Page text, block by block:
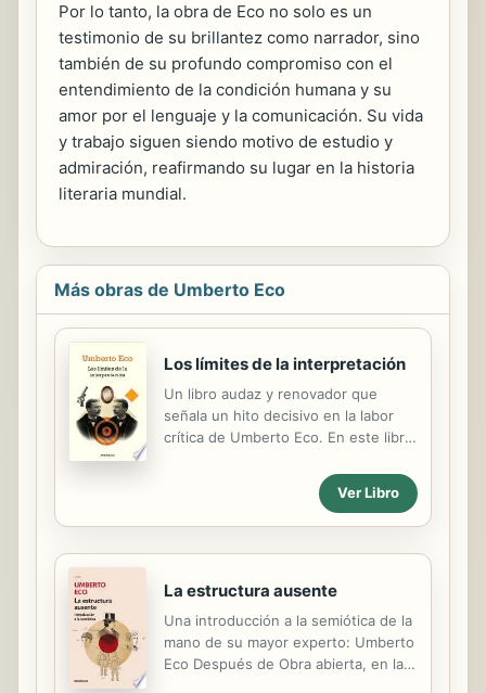
Por lo tanto, la obra de Eco no solo es un
testimonio de su brillantez como narrador, sino
también de su profundo compromiso con el
entendimiento de la condición humana y su
amor por el lenguaje y la comunicación. Su vida
y trabajo siguen siendo motivo de estudio y
admiración, reafirmando su lugar en la historia
literaria mundial.
Más obras de Umberto Eco
Los límites de la interpretación
Un libro audaz y renovador que
señala un hito decisivo en la labor
crítica de Umberto Eco. En este libro
propio objeto de estudio y analista
de sí mismo. Acompañado de Dante,
Leopardi y Joyce,e interpretando a
problemas de la semiótica moderna:
interpretativa», «los criterios de
economía de lectura» y un ataque
Ver Libro
La estructura ausente
Una introducción a la semiótica de la
mano de su mayor experto: Umberto
Eco Después de Obra abierta, en la